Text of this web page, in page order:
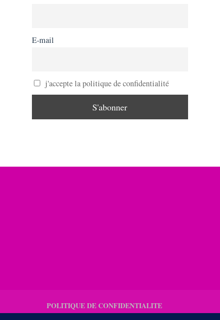
E-mail
j'accepte la politique de confidentialité
POLITIQUE DE CONFIDENTIALITE